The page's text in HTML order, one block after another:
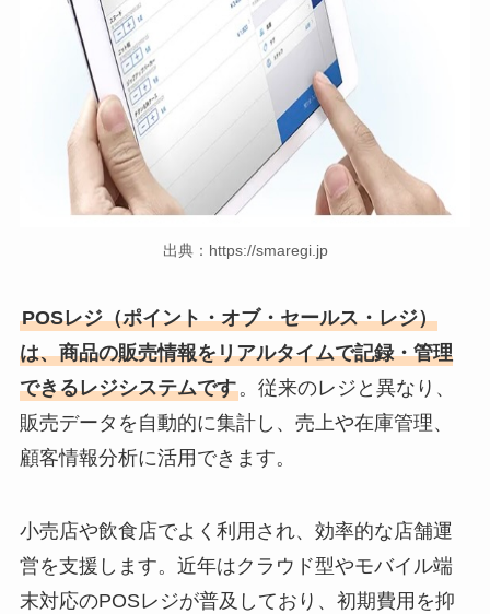
出典：https://smaregi.jp
POSレジ（ポイント・オブ・セールス・レジ）
は、商品の販売情報をリアルタイムで記録・管理
できるレジシステムです。従来のレジと異なり、
販売データを自動的に集計し、売上や在庫管理、
顧客情報分析に活用できます。
小売店や飲食店でよく利用され、効率的な店舗運
営を支援します。近年はクラウド型やモバイル端
末対応のPOSレジが普及しており、初期費用を抑